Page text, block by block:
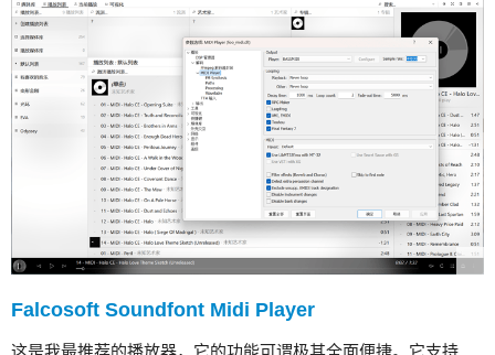
Falcosoft Soundfont Midi Player
这是我最推荐的播放器，它的功能可谓极其全面便捷。它支持